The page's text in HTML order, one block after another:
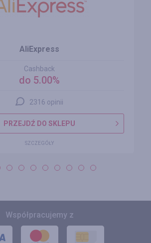
AliExpress
Cashback
do 5.00%
2316 opinii
PRZEJDŹ DO SKLEPU
SZCZEGÓŁY
Współpracujemy z